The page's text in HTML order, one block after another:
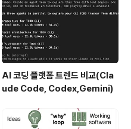
AI 코딩 플랫폼 트렌드 비교(Cla
ude Code, Codex,Gemini)